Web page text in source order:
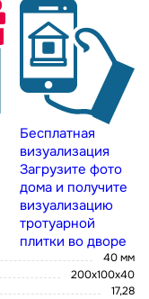
Бесплатная
визуализация
Загрузите фото
дома и получите
визуализацию
тротуарной
плитки во дворе
40 мм
200х100х40
17,28